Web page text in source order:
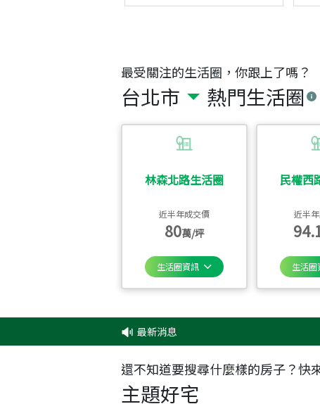
最受關注的生活圈，你跟上了嗎？
台北市 熱門生活圈
林森北路生活圈
近半年成交價
80萬/坪
生活圈資訊
民權西
近半
生活圈
最新消息
還不知道要搜尋什麼樣的房子？快
主題好宅